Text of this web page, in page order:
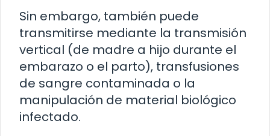
Sin embargo, también puede
transmitirse mediante la transmisión
vertical (de madre a hijo durante el
embarazo o el parto), transfusiones
de sangre contaminada o la
manipulación de material biológico
infectado.